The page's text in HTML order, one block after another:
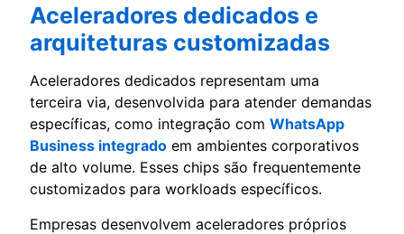
Aceleradores dedicados e
arquiteturas customizadas
Aceleradores dedicados representam uma
terceira via, desenvolvida para atender demandas
específicas, como integração com WhatsApp
Business integrado em ambientes corporativos
de alto volume. Esses chips são frequentemente
customizados para workloads específicos.
Empresas desenvolvem aceleradores próprios